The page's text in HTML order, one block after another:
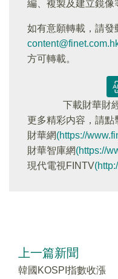
編、複製及建立鏡像
如有意願轉載，請發
方可轉載。
下載財華財
更多精彩内容，請點
財華網(https://
財華智庫網(https://
現代電視FINTV
上一篇新聞
韓國KOSPI指數收漲